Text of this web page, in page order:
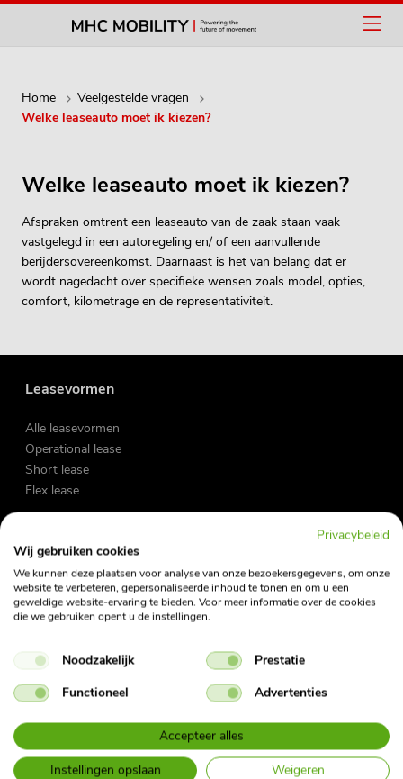
Home
Veelgestelde vragen
Welke leaseauto moet ik kiezen?
Welke leaseauto moet ik kiezen?
Afspraken omtrent een leaseauto van de zaak staan vaak
vastgelegd in een autoregeling en/ of een aanvullende
berijdersovereenkomst. Daarnaast is het van belang dat er
wordt nagedacht over specifieke wensen zoals model, opties,
comfort, kilometrage en de representativiteit.
Leasevormen
Alle leasevormen
Operational lease
Short lease
Flex lease
Private lease
Occasions
Fietslease
Vraag en antwoord
My Fleet Manager
My Mobility App
Contact
Nieuwsbrief
Bijtellingscalculator
Privacybeleid
Wij gebruiken cookies
We kunnen deze plaatsen voor analyse van onze bezoekersgegevens, om onze
website te verbeteren, gepersonaliseerde inhoud te tonen en om u een
geweldige website-ervaring te bieden. Voor meer informatie over de cookies
die we gebruiken opent u de instellingen.
Noodzakelijk
Prestatie
Functioneel
Advertenties
Accepteer alles
Instellingen opslaan
Weigeren